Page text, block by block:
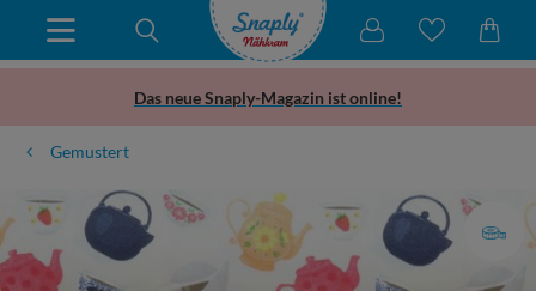
Das neue Snaply-Magazin ist online!
Gemustert